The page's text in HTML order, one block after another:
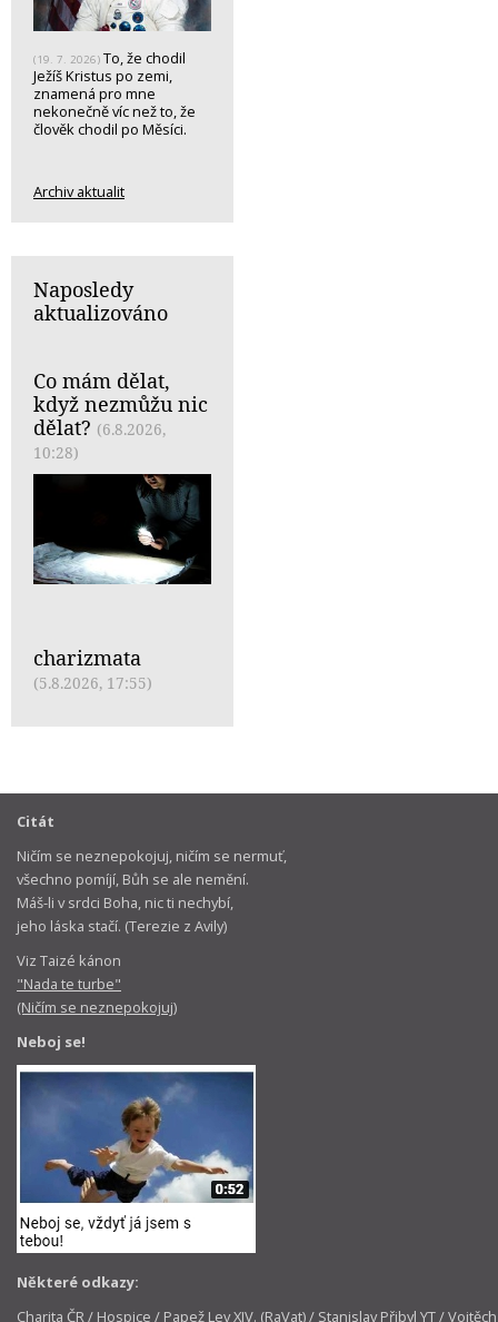
(19. 7. 2026) To, že chodil
Ježíš Kristus po zemi,
znamená pro mne
nekonečně víc než to, že
člověk chodil po Měsíci.
Archiv aktualit
Naposledy
aktualizováno
Co mám dělat,
když nezmůžu nic
dělat? (6.8.2026,
10:28)
charizmata
(5.8.2026, 17:55)
Citát
Ničím se neznepokojuj, ničím se nermuť,
všechno pomíjí, Bůh se ale nemění.
Máš-li v srdci Boha, nic ti nechybí,
jeho láska stačí. (Terezie z Avily)
Viz Taizé kánon
"Nada te turbe"
(Ničím se neznepokojuj)
Neboj se!
Některé odkazy:
Charita ČR/ Hospice / Papež Lev XIV. (RaVat)/ Stanislav Přibyl YT/